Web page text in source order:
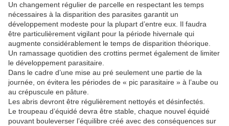
Un changement régulier de parcelle en respectant les temps
nécessaires à la disparition des parasites garantit un
développement modeste pour la plupart d’entre eux. Il faudra
être particulièrement vigilant pour la période hivernale qui
augmente considérablement le temps de disparition théorique.
Un ramassage quotidien des crottins permet également de limiter
le développement parasitaire.
Dans le cadre d’une mise au pré seulement une partie de la
journée, on évitera les périodes de « pic parasitaire » à l’aube ou
au crépuscule en pâture.
Les abris devront être régulièrement nettoyés et désinfectés.
Le troupeau d’équidé devra être stable, chaque nouvel équidé
pouvant bouleverser l’équilibre créé avec des conséquences sur